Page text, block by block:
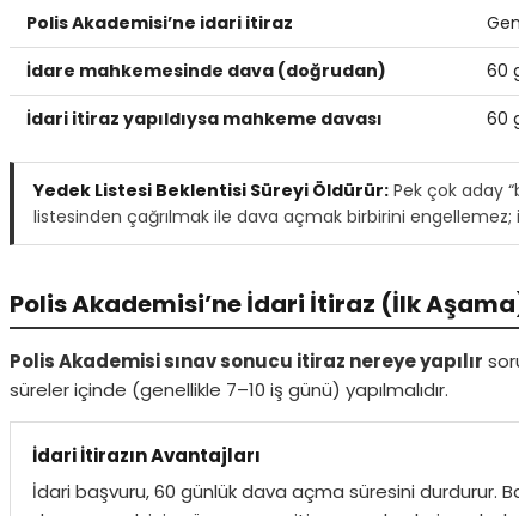
Polis Akademisi’ne idari itiraz
İdare mahkemesinde dava (doğrudan)
60
İdari itiraz yapıldıysa mahkeme davası
60
Yedek Listesi Beklentisi Süreyi Öldürür: Pek çok aday
listesinden çağrılmak ile dava açmak birbirini
Polis Akademisi’ne İdari İtiraz (İlk
Polis Akademisi sınav sonucu itiraz nereye yapılır
süreler içinde (genellikle 7–10 iş günü) yapılmalıdır.
İdari İtirazın Avantajları
İdari başvuru, 60 günlük dava açma süresini durdurur.